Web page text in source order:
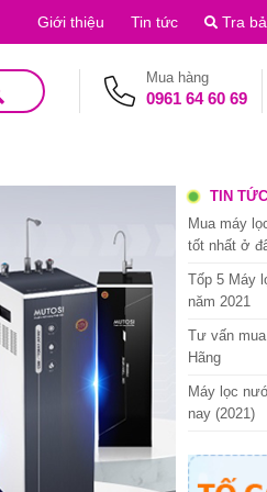
Giới thiệu Tin tức Tra
Mua hàng
0961 64 60 69
TIN
Mua máy
tốt nhất ở
Tốp 5 Máy
năm 2021
Tư vấn
Hãng
Máy lọc
nay (2021)